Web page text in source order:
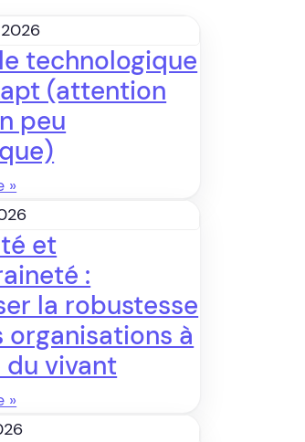
technologique
(attention
peu
»
et
:
la robustesse
organisations à
du vivant
»